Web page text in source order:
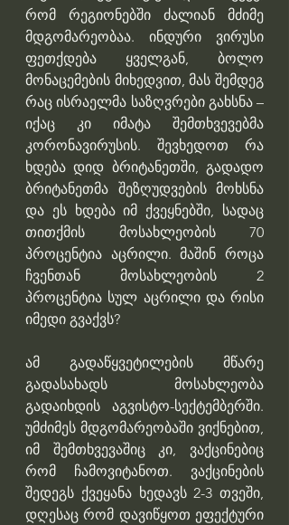
რომ რეგიონებში ძალიან მძიმე
მდგომარეობაა. ინდური ვირუსი
ფეთქდება ყველგან, ბოლო
მონაცემების მიხედვით, მას შემდეგ
რაც ისრაელმა საზღვრები გახსნა –
იქაც კი იმატა შემთხვევებმა
კორონავირუსის. შევხედოთ რა
ხდება დიდ ბრიტანეთში, გადადო
ბრიტანეთმა შეზღუდვების მოხსნა
და ეს ხდება იმ ქვეყნებში, სადაც
თითქმის მოსახლეობის 70
პროცენტია აცრილი. მაშინ როცა
ჩვენთან მოსახლეობის 2
პროცენტია სულ აცრილი და რისი
იმედი გვაქვს?
ამ გადაწყვეტილების მწარე
გადასახადს მოსახლეობა
გადაიხდის აგვისტო-სექტემბერში.
უმძიმეს მდგომარეობაში ვიქნებით,
იმ შემთხვევაშიც კი, ვაქცინებიც
რომ ჩამოვიტანოთ. ვაქცინების
შედეგს ქვეყანა ხედავს 2-3 თვეში,
დღესაც რომ დავიწყოთ ეფექტური